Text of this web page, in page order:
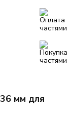
мм для